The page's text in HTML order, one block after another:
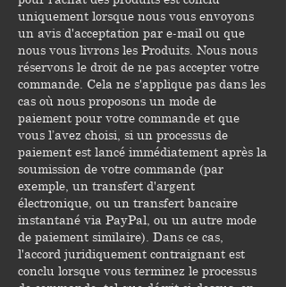
uniquement lorsque nous vous envoyons
un avis d'acceptation par e-mail ou que
nous vous livrons les Produits. Nous nous
réservons le droit de ne pas accepter votre
commande. Cela ne s'applique pas dans les
cas où nous proposons un mode de
paiement pour votre commande et que
vous l’avez choisi, si un processus de
paiement est lancé immédiatement après la
soumission de votre commande (par
exemple, un transfert d'argent
électronique, ou un transfert bancaire
instantané via PayPal, ou un autre mode
de paiement similaire). Dans ce cas,
l'accord juridiquement contraignant est
conclu lorsque vous terminez le processus